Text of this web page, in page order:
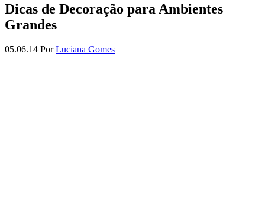
Dicas de Decoração para Ambientes
Grandes
05.06.14 PorLuciana Gomes